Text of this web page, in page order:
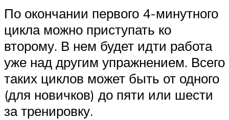
По окончании первого 4-минутного
цикла можно приступать ко
второму. В нем будет идти работа
уже над другим упражнением. Всего
таких циклов может быть от одного
(для новичков) до пяти или шести
за тренировку.